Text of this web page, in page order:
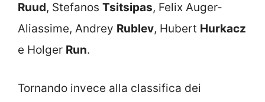
Ruud, Stefanos Tsitsipas, Felix Auger-
Aliassime, Andrey Rublev, Hubert Hurkacz
e Holger Run.
Tornando invece alla classifica dei